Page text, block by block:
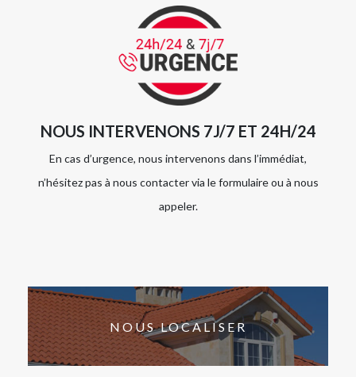
NOUS INTERVENONS 7J/7 ET 24H/24
En cas d’urgence, nous intervenons dans l’immédiat,
n’hésitez pas à nous contacter via le formulaire ou à nous
appeler.
NOUS LOCALISER